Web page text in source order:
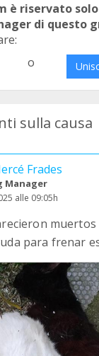
è riservato
di questo
o
sulla causa
Frades
Manager
alle 09:05h
muertos
para frenar